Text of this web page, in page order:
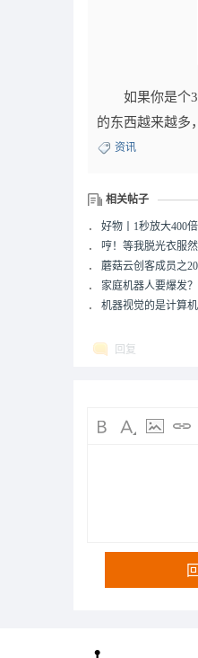
如果你是个3D
的东西越来越多
资讯
相关帖子
． 好物丨1秒放大400
． 哼！等我脱光衣服
． 蘑菇云创客成员之
． 家庭机器人要爆发
． 机器视觉的是计算
回复